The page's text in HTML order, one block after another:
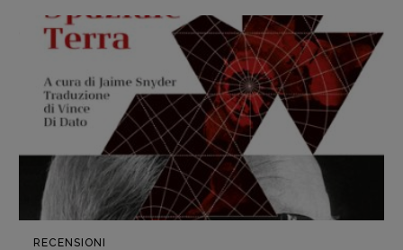
Interviste
RUBRICHE
Archeologie del
presente
Fumetti
Libro & Film
Pulp for kids
Opera prima
RECENSIONI